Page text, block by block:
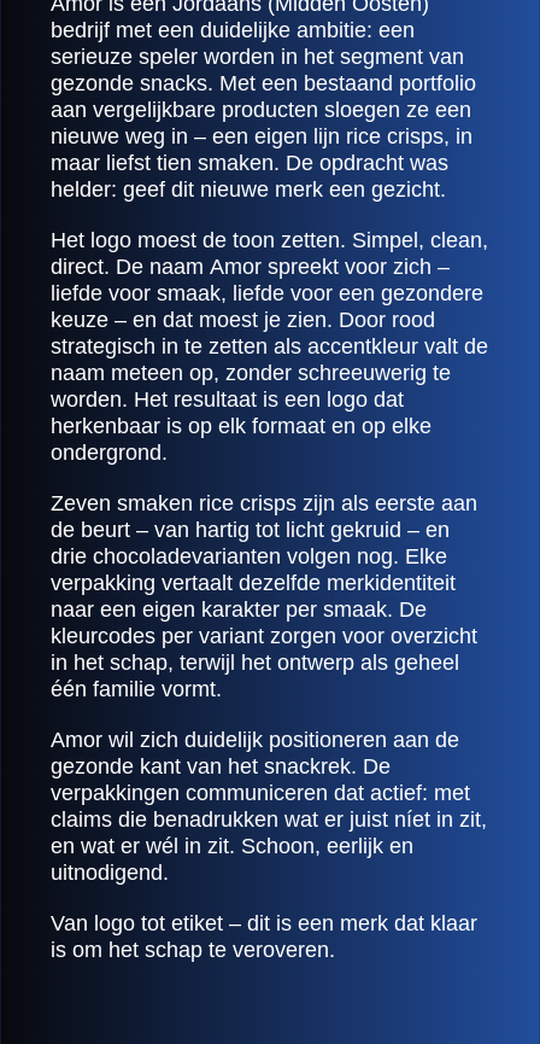
bedrijf met een duidelijke ambitie: een
serieuze speler worden in het segment van
gezonde snacks. Met een bestaand portfolio
aan vergelijkbare producten sloegen ze een
nieuwe weg in – een eigen lijn rice crisps, in
maar liefst tien smaken. De opdracht was
helder: geef dit nieuwe merk een gezicht.
Het logo moest de toon zetten. Simpel, clean,
direct. De naam Amor spreekt voor zich –
liefde voor smaak, liefde voor een gezondere
keuze – en dat moest je zien. Door rood
strategisch in te zetten als accentkleur valt de
naam meteen op, zonder schreeuwerig te
worden. Het resultaat is een logo dat
herkenbaar is op elk formaat en op elke
ondergrond.
Zeven smaken rice crisps zijn als eerste aan
de beurt – van hartig tot licht gekruid – en
drie chocoladevarianten volgen nog. Elke
verpakking vertaalt dezelfde merkidentiteit
naar een eigen karakter per smaak. De
kleurcodes per variant zorgen voor overzicht
in het schap, terwijl het ontwerp als geheel
één familie vormt.
Amor wil zich duidelijk positioneren aan de
gezonde kant van het snackrek. De
verpakkingen communiceren dat actief: met
claims die benadrukken wat er juist níet in zit,
en wat er wél in zit. Schoon, eerlijk en
uitnodigend.
Van logo tot etiket – dit is een merk dat klaar
is om het schap te veroveren.